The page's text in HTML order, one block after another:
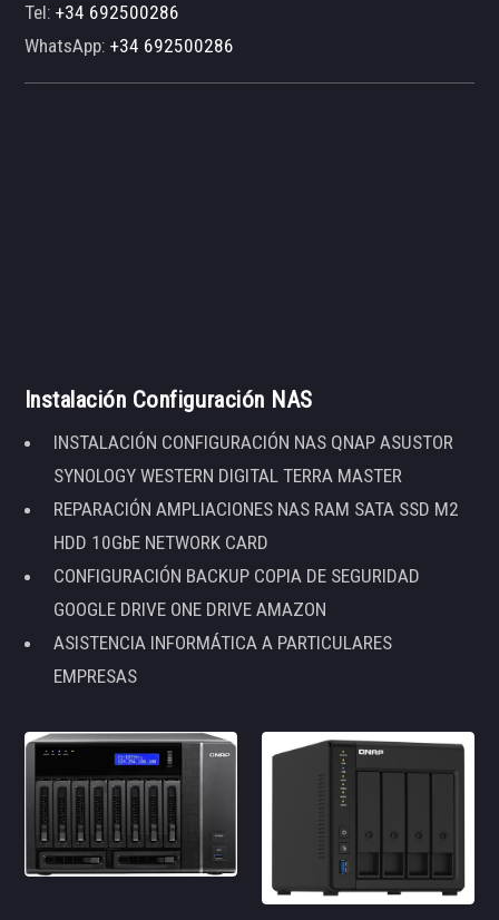
Tel:+34 692500286
WhatsApp:+34 692500286
Instalación Configuración NAS
INSTALACIÓN CONFIGURACIÓN NAS QNAP ASUSTOR
SYNOLOGY WESTERN DIGITAL TERRA MASTER
REPARACIÓN AMPLIACIONES NAS RAM SATA SSD M2
HDD 10GbE NETWORK CARD
CONFIGURACIÓN BACKUP COPIA DE SEGURIDAD
GOOGLE DRIVE ONE DRIVE AMAZON
ASISTENCIA INFORMÁTICA A PARTICULARES
EMPRESAS